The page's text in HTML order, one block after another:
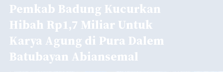
Pemkab Badung Kucurkan
Hibah Rp1,7 Miliar Untuk
Karya Agung di Pura Dalem
Batubayan Abiansemal